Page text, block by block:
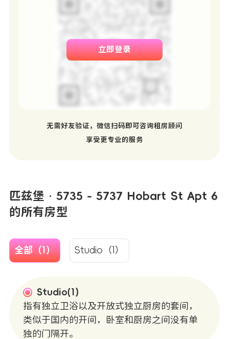
立即登录
无需好友验证，微信扫码即可咨询租房顾问
享受更专业的服务
匹兹堡 · 5735 - 5737 Hobart St Apt 6
的所有房型
全部（1） Studio（1）
Studio(1)
指有独立卫浴以及开放式独立厨房的套间，
类似于国内的开间，卧室和厨房之间没有单
独的门隔开。